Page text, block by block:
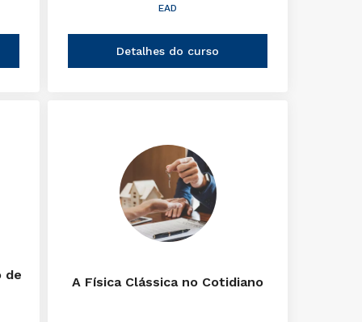
EAD
Detalhes do curso
de
A Física Clássica no Cotidiano